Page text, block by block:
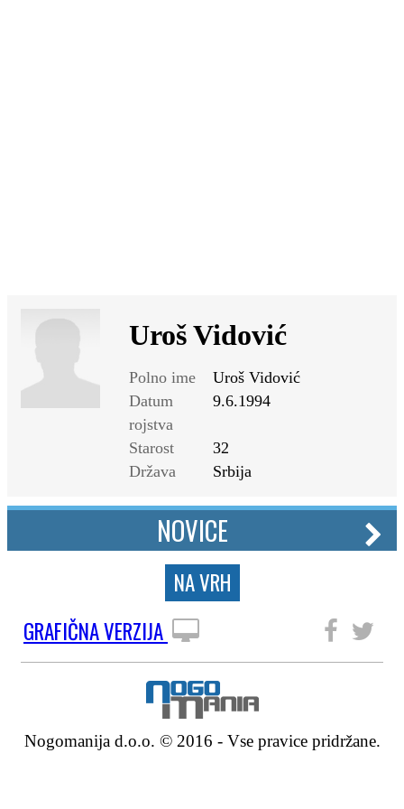
Uroš Vidović
Polno ime
Uroš Vidović
Datum
rojstva
9.6.1994
Starost
32
Država
Srbija
NOVICE
NA VRH
GRAFIČNA VERZIJA
Nogomanija d.o.o. © 2016 - Vse pravice pridržane.